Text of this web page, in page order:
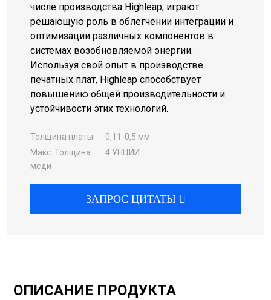
числе производства Highleap, играют
решающую роль в облегчении интеграции и
оптимизации различных компонентов в
системах возобновляемой энергии.
Используя свой опыт в производстве
печатных плат, Highleap способствует
повышению общей производительности и
устойчивости этих технологий.
Толщина платы
0,11-0,5 мм
Макс. Толщина
меди
4 УНЦИИ
ЗАПРОС ЦИТАТЫ
ОПИСАНИЕ ПРОДУКТА